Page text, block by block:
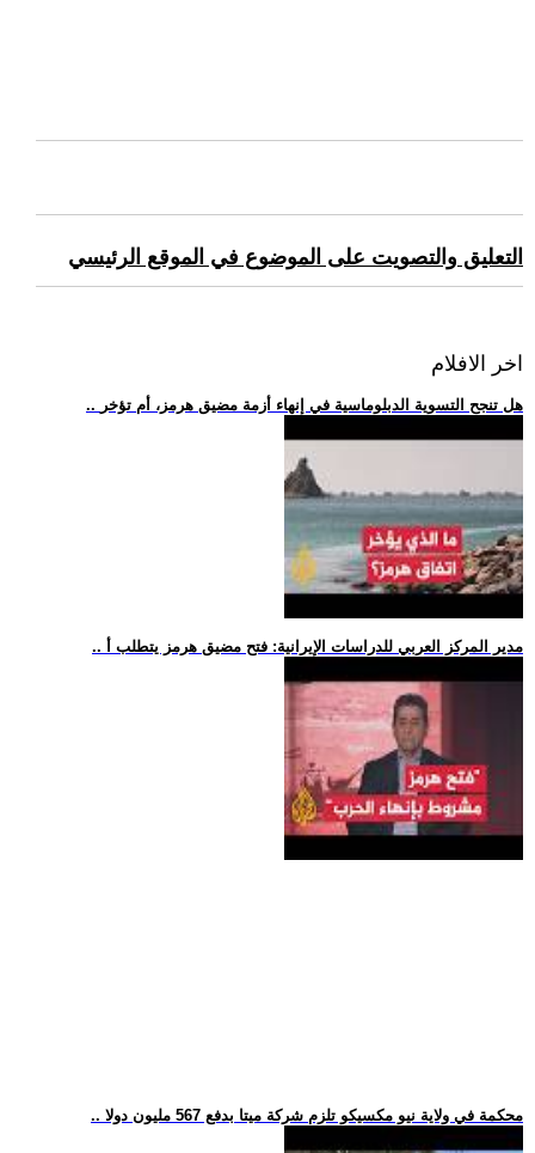
التعليق والتصويت على الموضوع في الموقع الرئيسي
اخر الافلام
.. هل تنجح التسوية الدبلوماسية في إنهاء أزمة مضيق هرمز، أم تؤخر
.. مدير المركز العربي للدراسات الإيرانية: فتح مضيق هرمز يتطلب أ
.. محكمة في ولاية نيو مكسيكو تلزم شركة ميتا بدفع 567 مليون دولا